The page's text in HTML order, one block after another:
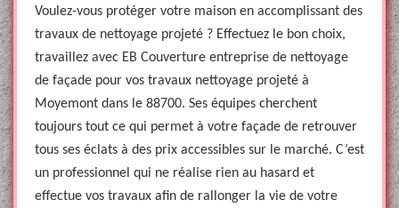
Voulez-vous protéger votre maison en accomplissant des
travaux de nettoyage projeté ? Effectuez le bon choix,
travaillez avec EB Couverture entreprise de nettoyage
de façade pour vos travaux nettoyage projeté à
Moyemont dans le 88700. Ses équipes cherchent
toujours tout ce qui permet à votre façade de retrouver
tous ses éclats à des prix accessibles sur le marché. C’est
un professionnel qui ne réalise rien au hasard et
effectue vos travaux afin de rallonger la vie de votre